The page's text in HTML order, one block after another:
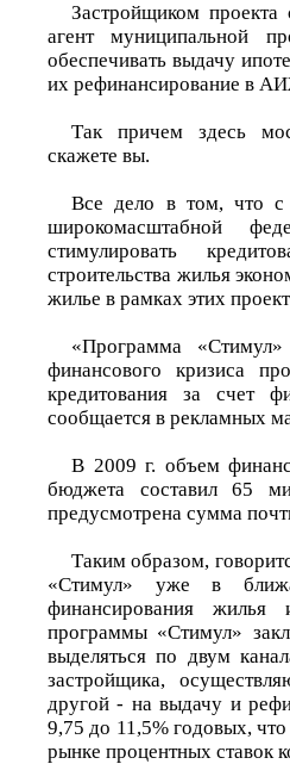
Застройщиком
агент муниципальной
обеспечивать выдачу
их рефинансирование в
Так причем здесь
скажете вы.
Все дело в том, что
широкомасштабной
стимулировать
строительства жилья
жилье в рамках этих
«Программа «Стимул»
финансового кризиса
кредитования за счет
сообщается в рекламных
В 2009 г. объем
бюджета составил 65
предусмотрена сумма
Таким образом,
«Стимул» уже в
финансирования жилья
программы «Стимул»
выделяться по двум
застройщика,
другой - на выдачу и
9,75 до 11,5% годовых,
рынке процентных ставок